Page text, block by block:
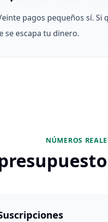
pagos pequeños sí.
escapa tu dinero.
NÚMEROS